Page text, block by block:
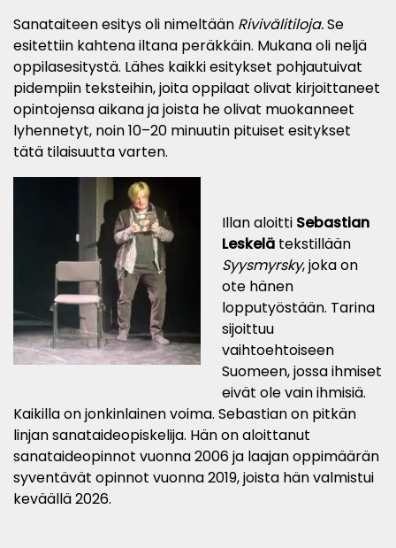
Sanataiteen esitys oli nimeltään Rivivälitiloja.Se
esitettiin kahtena iltana peräkkäin. Mukana oli neljä
oppilasesitystä. Lähes kaikki esitykset pohjautuivat
pidempiin teksteihin, joita oppilaat olivat kirjoittaneet
opintojensa aikana ja joista he olivat muokanneet
lyhennetyt, noin 10–20 minuutin pituiset esitykset
tätä tilaisuutta varten.
Illan aloitti Sebastian
Leskelä tekstillään
Syysmyrsky, joka on
ote hänen
lopputyöstään. Tarina
sijoittuu
vaihtoehtoiseen
Suomeen, jossa ihmiset
eivät ole vain ihmisiä.
Kaikilla on jonkinlainen voima. Sebastian on pitkän
linjan sanataideopiskelija. Hän on aloittanut
sanataideopinnot vuonna 2006 ja laajan oppimäärän
syventävät opinnot vuonna 2019, joista hän valmistui
keväällä 2026.